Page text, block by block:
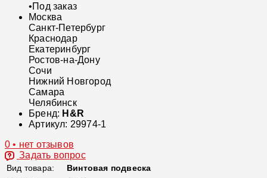
•Под заказ
Москва
Санкт-Петербург
Краснодар
Екатеринбург
Ростов-на-Дону
Сочи
Нижний Новгород
Самара
Челябинск
Бренд: H&R
Артикул: 29974-1
0 • нет отзывов
Задать вопрос
Вид товара:
Винтовая подвеска